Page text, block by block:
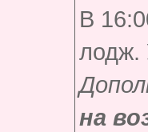
В
лодж.
на